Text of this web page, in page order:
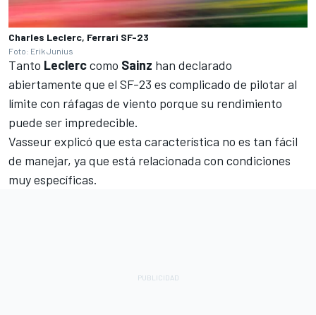
Charles Leclerc, Ferrari SF-23
Foto: Erik Junius
Tanto Leclerccomo Sainz han declarado
abiertamente que el SF-23 es complicado de pilotar al
límite con ráfagas de viento porque su rendimiento
puede ser impredecible.
Vasseur explicó que esta característica no es tan fácil
de manejar, ya que está relacionada con condiciones
muy específicas.